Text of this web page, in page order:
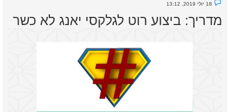
א
ש
18 יולי 2019, 13:12
מדריך: ביצוע רוט לגלקסי יאנג לא כשר